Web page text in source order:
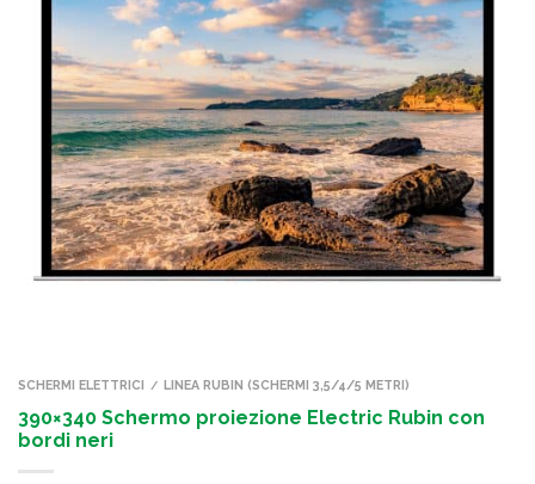
SCHERMI ELETTRICI / LINEA RUBIN (SCHERMI 3,5/4/5 METRI)
390×340 Schermo proiezione Electric Rubin con
bordi neri